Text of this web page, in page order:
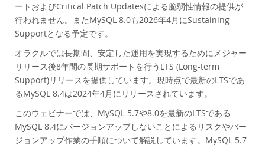
Migration
TCO Savings
Industries
Nouveautés & Evénements
Acheter
Téléchargements
Documentation
ートおよびCritical Patch Updatesによる脆弱性情報の提供が
行われません。またMySQL 8.0も2026年4月にSustaining
Supportとなる予定です。
オラクルでは長期間、安定した運用を実現するためにメジャー
リリース後8年間の長期サポートを行うLTS (Long-term
Support)リリースを提供しています。現時点で最新のLTSであ
るMySQL 8.4は2024年4月にリリースされています。
このウェビナーでは、MySQL 5.7や8.0を最新のLTSである
MySQL 8.4にバージョンアップしないことによるリスクやバー
ジョンアップ作業の手順について解説しています。MySQL 5.7